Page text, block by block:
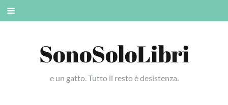
Skip
SonoSoloLibri
e un gatto. Tutto il resto è desistenza.